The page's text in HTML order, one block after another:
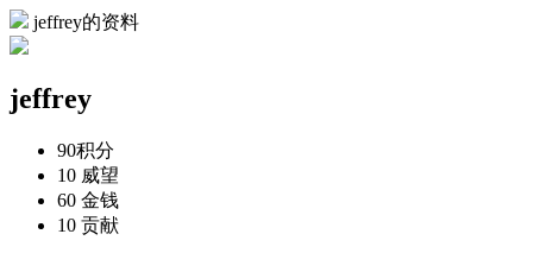
jeffrey的资料
jeffrey
90积分
10 威望
60 金钱
10 贡献